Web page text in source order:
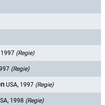
1997 (Regie)
(Regie)
USA, 1997 (Regie)
1998 (Regie)